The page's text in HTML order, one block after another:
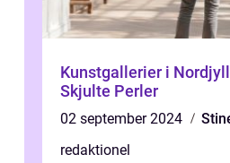
Kunstgallerier i
Skjulte Perler
02 september 2024
redaktionel